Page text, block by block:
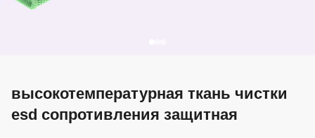
высокотемпературная ткань чистки
esd сопротивления защитная